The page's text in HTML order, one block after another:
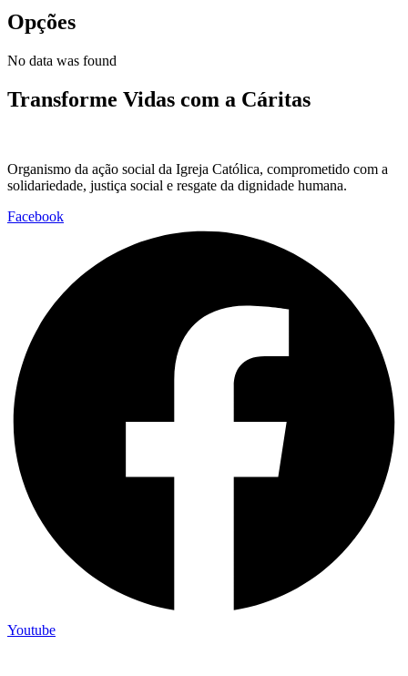
Opções
No data was found
Transforme Vidas com a Cáritas
Organismo da ação social da Igreja Católica, comprometido com a
solidariedade, justiça social e resgate da dignidade humana.
Facebook
Youtube